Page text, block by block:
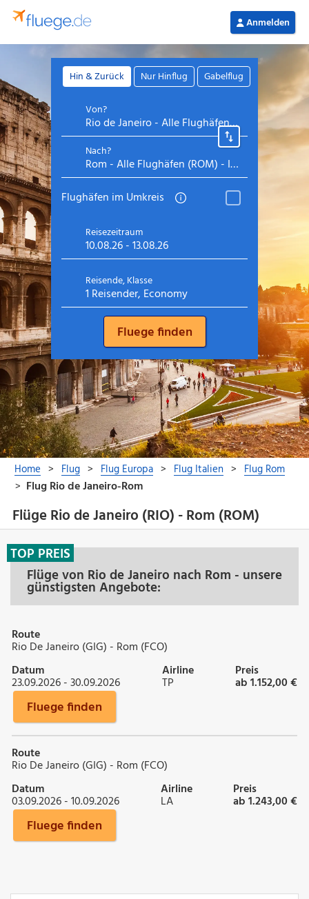
Flüge Rio de Janeiro (RIO) - Rom (ROM)
Flüge von Rio de Janeiro nach Rom - unsere
günstigsten Angebote:
TOP PREIS
Route
Rio De Janeiro (GIG) - Rom (FCO)
Datum
23.09.2026 - 30.09.2026
Airline
TP
Preis
ab 1.152,00 €
Fluege finden
Route
Rio De Janeiro (GIG) - Rom (FCO)
Datum
03.09.2026 - 10.09.2026
Airline
LA
Preis
ab 1.243,00 €
Fluege finden